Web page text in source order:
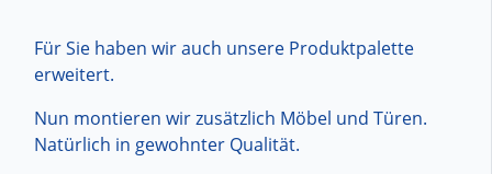
Für Sie haben wir auch unsere Produktpalette
erweitert.
Nun montieren wir zusätzlich Möbel und Türen.
Natürlich in gewohnter Qualität.